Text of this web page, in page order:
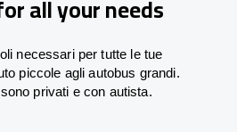
all your needs
necessari per tutte le tue
piccole agli autobus grandi.
privati e con autista.